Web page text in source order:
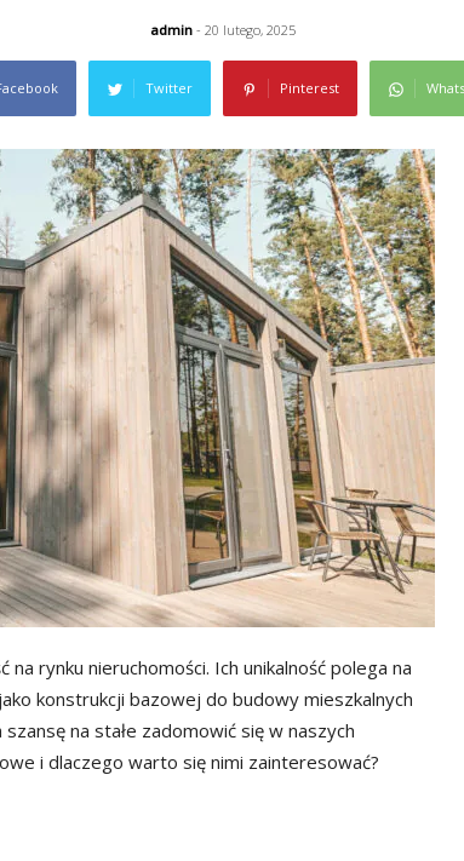
admin - 20 lutego, 2025
Twitter Pinterest
rynku nieruchomości. Ich unikalność polega na
konstrukcji bazowej do budowy mieszkalnych
na stałe zadomowić się w naszych
i dlaczego warto się nimi zainteresować?